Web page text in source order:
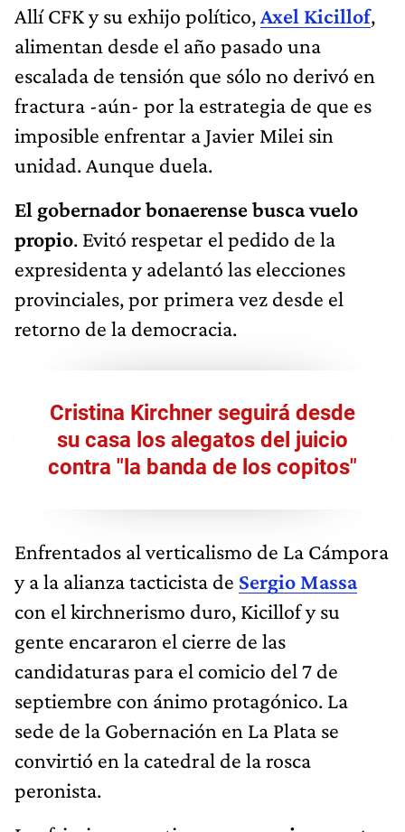
Allí CFK y su exhijo político,Axel Kicillof,
alimentan desde el año pasado una
escalada de tensión que sólo no derivó en
fractura -aún- por la estrategia de que es
imposible enfrentar a Javier Milei sin
unidad. Aunque duela.
El gobernador bonaerense busca vuelo
propio. Evitó respetar el pedido de la
expresidenta y adelantó las elecciones
provinciales, por primera vez desde el
retorno de la democracia.
Cristina Kirchner seguirá desde
su casa los alegatos del juicio
contra "la banda de los copitos"
Enfrentados al verticalismo de La Cámpora
y a la alianza tacticista de Sergio Massa
con el kirchnerismo duro, Kicillof y su
gente encararon el cierre de las
candidaturas para el comicio del 7 de
septiembre con ánimo protagónico. La
sede de la Gobernación en La Plata se
convirtió en la catedral de la rosca
peronista.